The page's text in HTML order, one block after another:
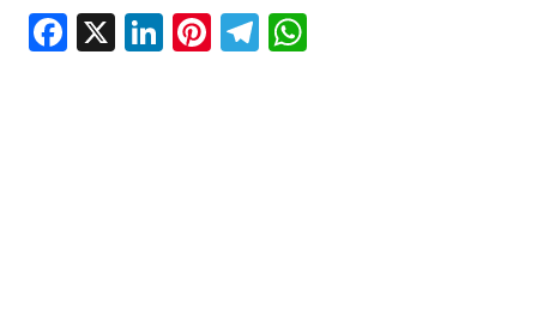
Facebook
X LinkedIn
Pinterest
Telegram